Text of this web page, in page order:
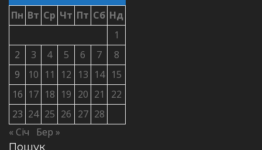
Пн Вт Ср Чт Пт Сб Нд
1
2
3 4 5 6 7
8
9
10 11 12 13 14
15
16 17 18 19 20 21
22
23 24 25 26 27 28
« Січ
Бер »
Пошук